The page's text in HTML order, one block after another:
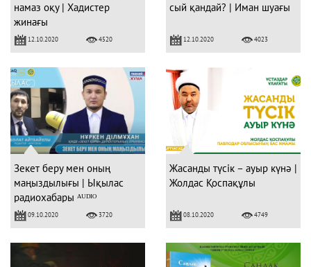
намаз оқу | Хадистер
жинағы
12.10.2020 4520
сый қандай? | Иман шуағы
12.10.2020 4023
Зекет беру мен оның
маңыздылығы | Ықылас
радиохабары ᴬᵁᴰᴵᴼ
09.10.2020 3720
Жасанды түсік – ауыр күнә |
Жолдас Қоспақұлы
08.10.2020 4749